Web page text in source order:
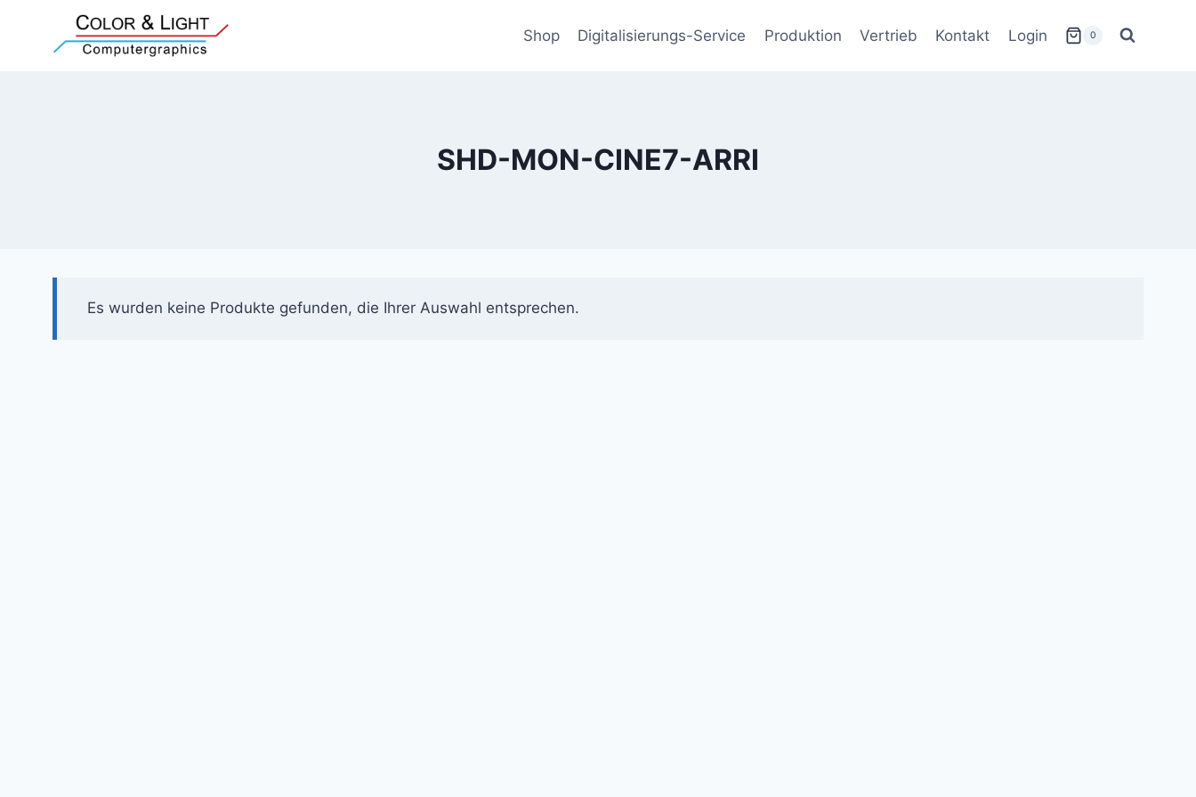
springen
Shop Digitalisierungs-Service Produktion Vertrieb Kontakt Login 0
SHD-MON-CINE7-ARRI
Es wurden keine Produkte gefunden, die Ihrer Auswahl entsprechen.